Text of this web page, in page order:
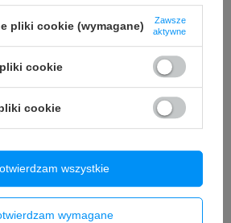
Pro 120Hz z taśmą Light Sensor
Diagnostic
599,00 zł / szt.
pliki cookie (wymagane)
Zawsze
aktywne
cookie
cookie
wymagane
wszystkie